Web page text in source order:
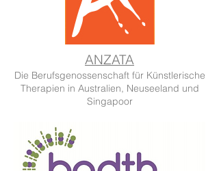
ANZATA
Die Berufsgenossenschaft für Künstlerische
Therapien in Australien, Neuseeland und
Singapoor